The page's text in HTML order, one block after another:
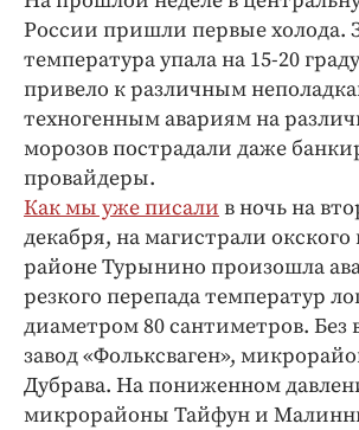
Недвижимость и ЖКХ
Образование
Общество
Погода
Праздники
Происшествия
Спорт
Экономика и бизнес
ПРОЕКТЫ
Блоги
Издания
России пришли первые холода.
температура упала на 15-20
привело к различным
техногенным авариям на
морозов пострадали даже
провайдеры.
Как мы уже писали в ночь на
декабря, на магистрали окского
районе Турынино произошла
резкого перепада температур
диаметром 80 сантиметров. Без
завод «Фольксваген»,
Дубрава. На пониженном
микрорайоны Тайфун и